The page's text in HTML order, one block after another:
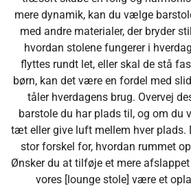
mere dynamik, kan du vælge
med andre materialer, der bryder
hvordan stolene fungerer i
flyttes rundt let, eller skal de stå
børn, kan det være en fordel med
tåler hverdagens brug. Overvej
barstole du har plads til, og om du
tæt eller give luft mellem hver plads.
stor forskel for, hvordan rummet
Ønsker du at tilføje et mere
vores [lounge stole] være et